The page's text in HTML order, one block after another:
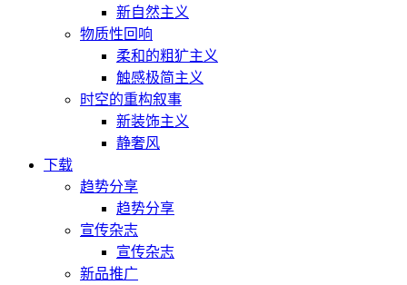
新自然主义
物质性回响
柔和的粗犷主义
触感极简主义
时空的重构叙事
新装饰主义
静奢风
下载
趋势分享
趋势分享
宣传杂志
宣传杂志
新品推广